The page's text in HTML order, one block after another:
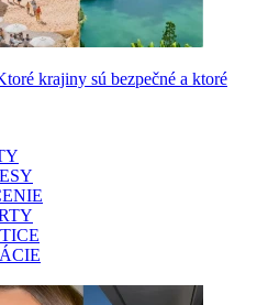
krajiny sú bezpečné a ktoré